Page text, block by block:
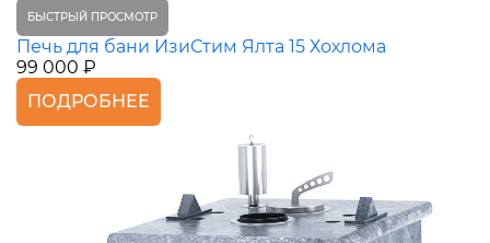
БЫСТРЫЙ ПРОСМОТР
Печь для бани ИзиСтим Ялта 15 Хохлома
99 000 ₽
ПОДРОБНЕЕ